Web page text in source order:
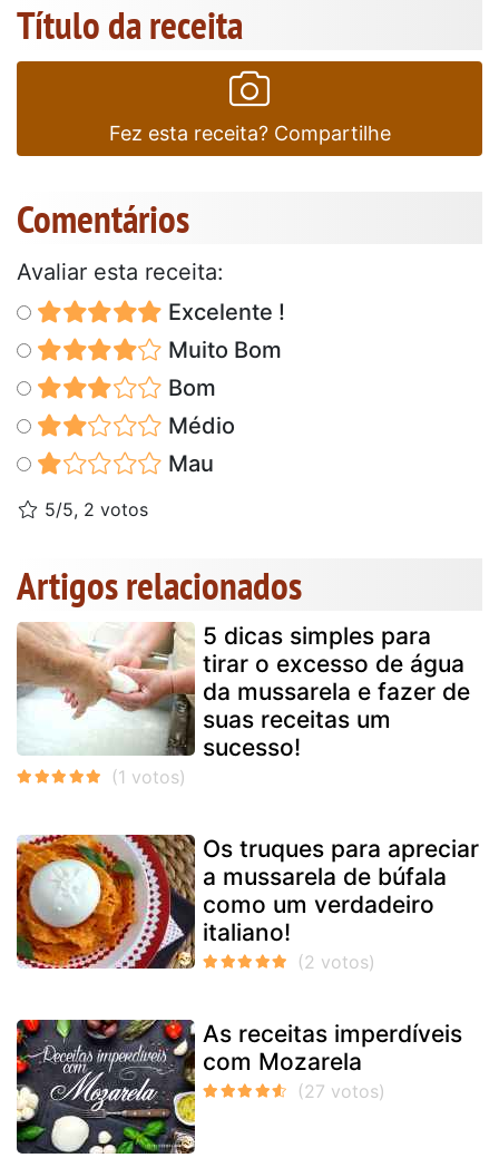
Título da receita
Fez esta receita? Compartilhe
Comentários
Avaliar esta receita:
Excelente !
Muito Bom
Bom
Médio
Mau
5/5, 2 votos
Artigos relacionados
5 dicas simples para
tirar o excesso de água
da mussarela e fazer de
suas receitas um
sucesso!
Os truques para apreciar
a mussarela de búfala
como um verdadeiro
italiano!
As receitas imperdíveis
com Mozarela